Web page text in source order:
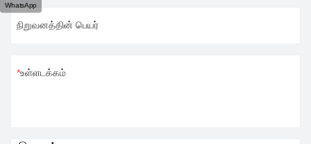
நிறுவனத்தின் பெயர்
உள்ளடக்கம்
WhatsApp